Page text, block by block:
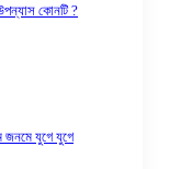
কোনটি ?
জনমে যুগে যুগে